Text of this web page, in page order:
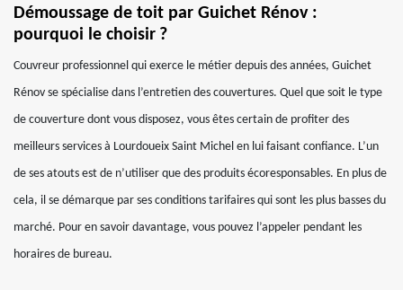
Démoussage de toit par Guichet Rénov :
pourquoi le choisir ?
Couvreur professionnel qui exerce le métier depuis des années, Guichet
Rénov se spécialise dans l’entretien des couvertures. Quel que soit le type
de couverture dont vous disposez, vous êtes certain de profiter des
meilleurs services à Lourdoueix Saint Michel en lui faisant confiance. L’un
de ses atouts est de n’utiliser que des produits écoresponsables. En plus de
cela, il se démarque par ses conditions tarifaires qui sont les plus basses du
marché. Pour en savoir davantage, vous pouvez l’appeler pendant les
horaires de bureau.